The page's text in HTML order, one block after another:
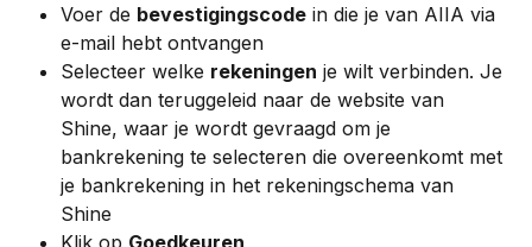
Voer de bevestigingscode in die je van AIIA via
e-mail hebt ontvangen
Selecteer welke rekeningen je wilt verbinden. Je
wordt dan teruggeleid naar de website van
Shine, waar je wordt gevraagd om je
bankrekening te selecteren die overeenkomt met
je bankrekening in het rekeningschema van
Shine